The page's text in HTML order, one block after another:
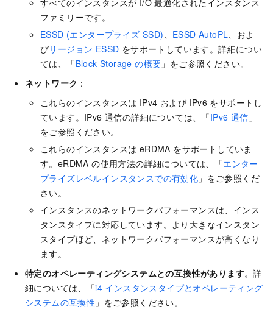
ファミリーです。
ESSD (エンタープライズ SSD)
ESSD AutoPL 、およ
びリージョン ESSD をサポートしています。詳細につい
ては、「Block Storage の概要 」をご参照ください。
ネットワーク ：
これらのインスタンスは IPv4 および IPv6 をサポートし
ています。IPv6 通信の詳細については、「IPv6 通信 」
をご参照ください。
これらのインスタンスは eRDMA をサポートしていま
す。eRDMA の使用方法の詳細については、「エンター
プライズレベルインスタンスでの有効化 」をご参照くだ
さい。
インスタンスのネットワークパフォーマンスは、インス
タンスタイプに対応しています。より大きなインスタン
スタイプほど、ネットワークパフォーマンスが高くなり
ます。
特定のオペレーティングシステムとの互換性があります。詳
細については、「i4 インスタンスタイプとオペレーティング
システムの互換性 」をご参照ください。